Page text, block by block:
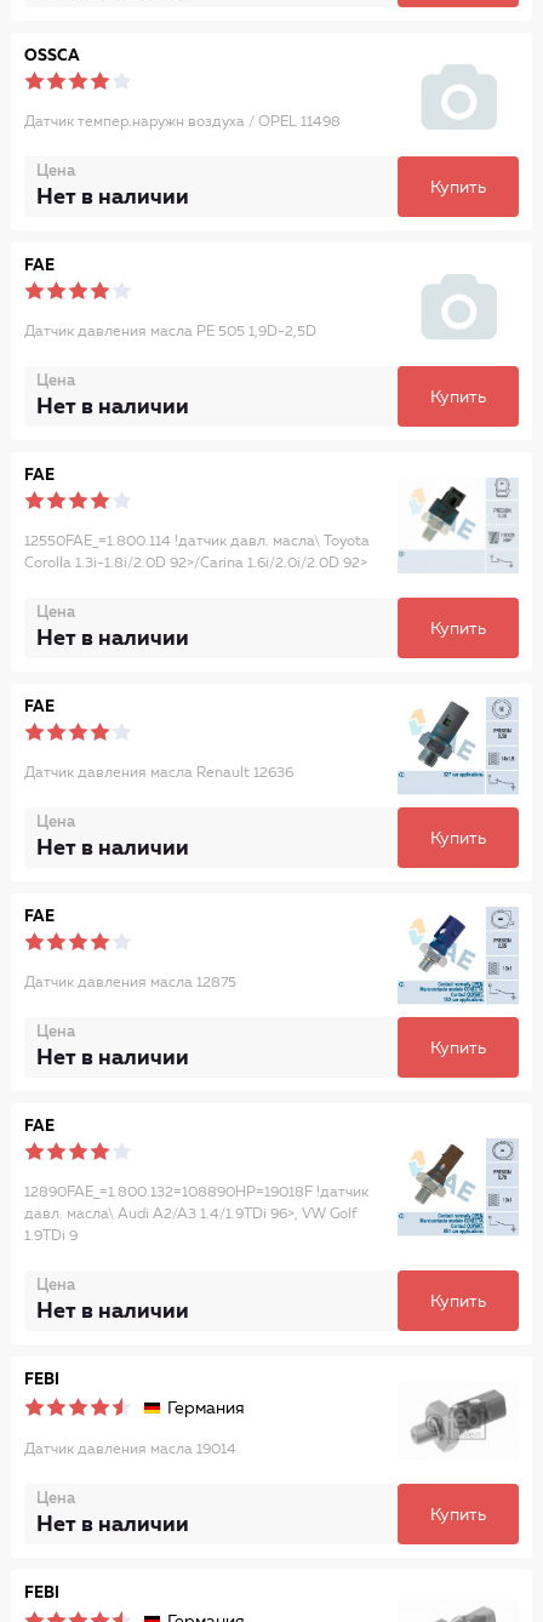
OSSCA
Датчик темпер.наружн воздуха / OPEL 11498
Цена
Нет в наличии Купить
FAE
Датчик давления масла PE 505 1,9D-2,5D
Цена
Нет в наличии Купить
FAE
12550FAE_=1.800.114 !датчик давл. масла\ Toyota
Corolla 1.3i-1.8i/2.0D 92>/Carina 1.6i/2.0i/2.0D 92>
Цена
Нет в наличии Купить
FAE
Датчик давления масла Renault 12636
Цена
Нет в наличии Купить
FAE
Датчик давления масла 12875
Цена
Нет в наличии Купить
FAE
12890FAE_=1.800.132=108890HP=19018F !датчик
давл. масла\ Audi A2/A3 1.4/1.9TDi 96>, VW Golf
1.9TDi 9
Цена
Нет в наличии Купить
FEBI
Германия
Датчик давления масла 19014
Цена
Нет в наличии Купить
FEBI